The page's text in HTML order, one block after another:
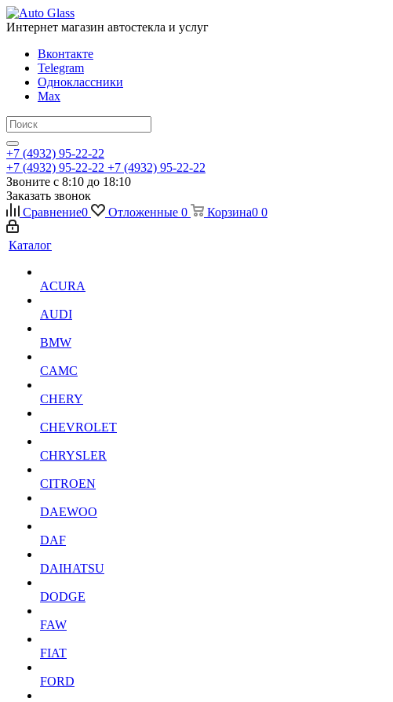
Интернет магазин автостекла и услуг
Вконтакте
Telegram
Одноклассники
Max
+7 (4932) 95-22-22
+7 (4932) 95-22-22 +7 (4932) 95-22-22
Звоните с 8:10 до 18:10
Заказать звонок
Сравнение0 Отложенные 0 Корзина0 0
Каталог
ACURA
AUDI
BMW
CAMC
CHERY
CHEVROLET
CHRYSLER
CITROEN
DAEWOO
DAF
DAIHATSU
DODGE
FAW
FIAT
FORD